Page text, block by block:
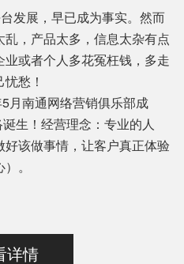
发展，早已成为事实。然而
，产品太多，信息太杂有点
或者个人多花冤枉钱，多走
愁！
南通网络营销俱乐部成
生！经营理念：专业的人
该做事情，让客户真正体验
。
详情